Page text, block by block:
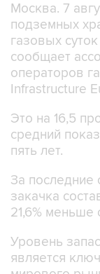
Москва. 7
подземных
газовых
сообщает
операторов
Infrastructure
Это на 16,5
средний
пять лет.
За последние
закачка
21,6% меньше
Уровень
является